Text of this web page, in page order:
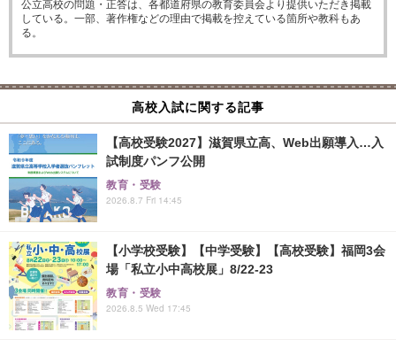
公立高校の問題・正答は、各都道府県の教育委員会より提供いただき掲載
している。一部、著作権などの理由で掲載を控えている箇所や教科もあ
る。
高校入試に関する記事
【高校受験2027】滋賀県立高、Web出願導入…入
試制度パンフ公開
教育・受験
2026.8.7 Fri 14:45
【小学校受験】【中学受験】【高校受験】福岡3会
場「私立小中高校展」8/22-23
教育・受験
2026.8.5 Wed 17:45